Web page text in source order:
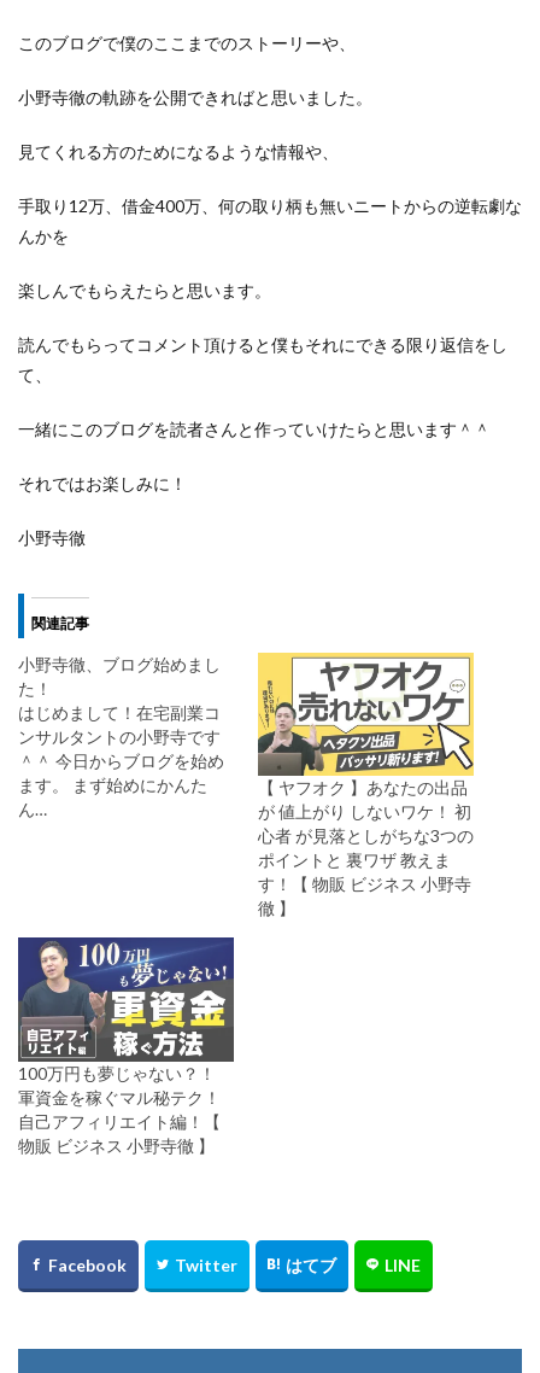
このブログで僕のここまでのストーリーや、
小野寺徹の軌跡を公開できればと思いました。
見てくれる方のためになるような情報や、
手取り12万、借金400万、何の取り柄も無いニートからの逆転劇な
んかを
楽しんでもらえたらと思います。
読んでもらってコメント頂けると僕もそれにできる限り返信をし
て、
一緒にこのブログを読者さんと作っていけたらと思います＾＾
それではお楽しみに！
小野寺徹
関連記事
小野寺徹、ブログ始めまし
た！
はじめまして！在宅副業コ
ンサルタントの小野寺です
＾＾ 今日からブログを始め
ます。 まず始めにかんた
ん…
【 ヤフオク 】あなたの出品
が 値上がり しないワケ！ 初
心者 が見落としがちな3つの
ポイントと 裏ワザ 教えま
す！【 物販 ビジネス 小野寺
徹 】
100万円も夢じゃない？！
軍資金を稼ぐマル秘テク！
自己アフィリエイト編！【
物販 ビジネス 小野寺徹 】